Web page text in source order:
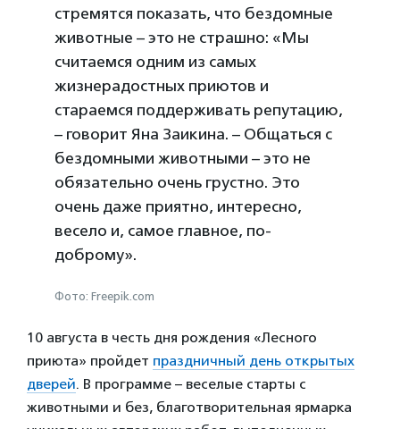
стремятся показать, что бездомные
животные – это не страшно: «Мы
считаемся одним из самых
жизнерадостных приютов и
стараемся поддерживать репутацию,
– говорит Яна Заикина. – Общаться с
бездомными животными – это не
обязательно очень грустно. Это
очень даже приятно, интересно,
весело и, самое главное, по-
доброму».
Фото: Freepik.com
10 августа в честь дня рождения «Лесного
приюта» пройдет праздничный день открытых
дверей. В программе – веселые старты с
животными и без, благотворительная ярмарка